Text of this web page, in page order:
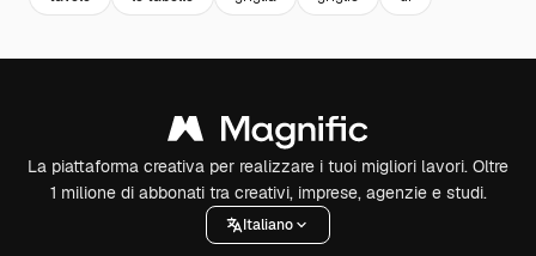
La piattaforma creativa per realizzare i tuoi migliori lavori. Oltre
1 milione di abbonati tra creativi, imprese, agenzie e studi.
Italiano